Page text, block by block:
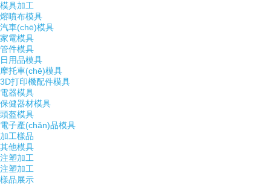
模具加工
熔噴布模具
汽車(chē)模具
家電模具
管件模具
日用品模具
摩托車(chē)模具
3D打印機配件模具
電器模具
保健器材模具
頭盔模具
電子產(chǎn)品模具
加工樣品
其他模具
注塑加工
注塑加工
樣品展示